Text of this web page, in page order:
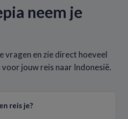
neem je
en zie direct hoeveel
jouw reis naar Indonesië.
reis je?